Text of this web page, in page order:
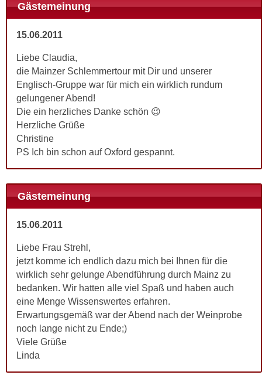
Gästemeinung
15.06.2011
Liebe Claudia,
die Mainzer Schlemmertour mit Dir und unserer
Englisch-Gruppe war für mich ein wirklich rundum
gelungener Abend!
Die ein herzliches Danke schön 😉
Herzliche Grüße
Christine
PS Ich bin schon auf Oxford gespannt.
Gästemeinung
15.06.2011
Liebe Frau Strehl,
jetzt komme ich endlich dazu mich bei Ihnen für die
wirklich sehr gelunge Abendführung durch Mainz zu
bedanken. Wir hatten alle viel Spaß und haben auch
eine Menge Wissenswertes erfahren.
Erwartungsgemäß war der Abend nach der Weinprobe
noch lange nicht zu Ende;)
Viele Grüße
Linda